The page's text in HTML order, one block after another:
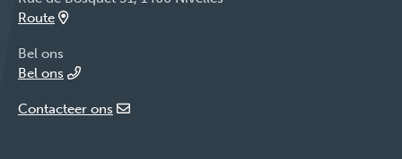
Route
Bel ons
Bel ons
Contacteer ons